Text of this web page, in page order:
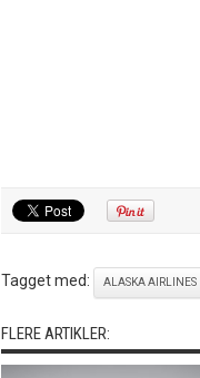
Tagget med: ALASKA AIRLINES
FLERE ARTIKLER: